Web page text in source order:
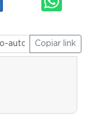
Copiar link